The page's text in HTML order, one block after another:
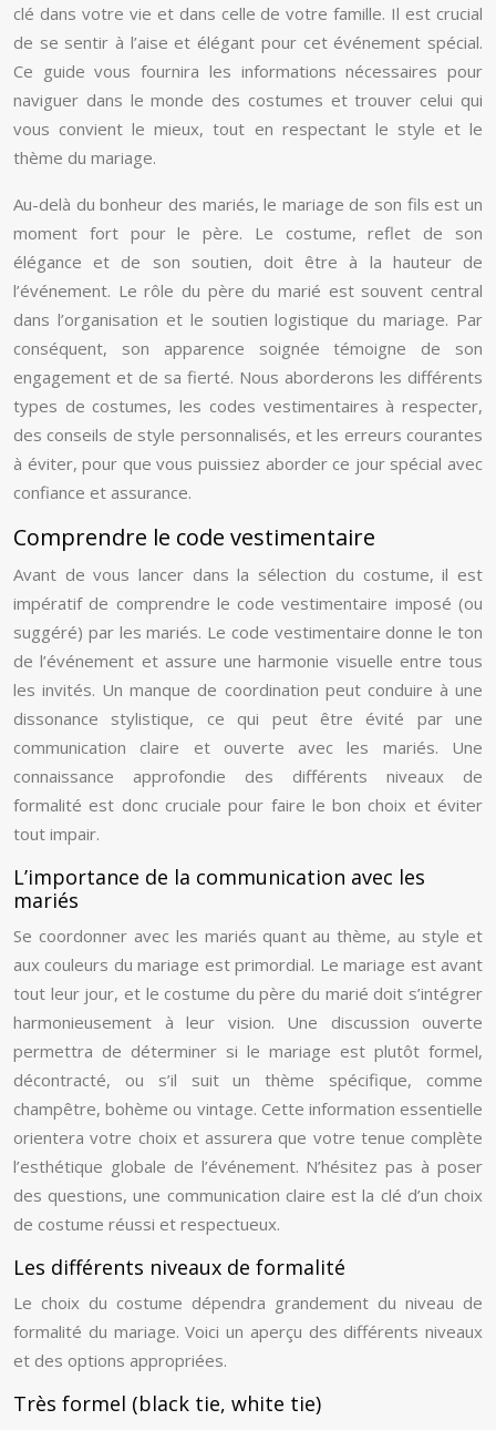
clé dans votre vie et dans celle de votre famille. Il est crucial
de se sentir à l’aise et élégant pour cet événement spécial.
Ce guide vous fournira les informations nécessaires pour
naviguer dans le monde des costumes et trouver celui qui
vous convient le mieux, tout en respectant le style et le
thème du mariage.
Au-delà du bonheur des mariés, le mariage de son fils est un
moment fort pour le père. Le costume, reflet de son
élégance et de son soutien, doit être à la hauteur de
l’événement. Le rôle du père du marié est souvent central
dans l’organisation et le soutien logistique du mariage. Par
conséquent, son apparence soignée témoigne de son
engagement et de sa fierté. Nous aborderons les différents
types de costumes, les codes vestimentaires à respecter,
des conseils de style personnalisés, et les erreurs courantes
à éviter, pour que vous puissiez aborder ce jour spécial avec
confiance et assurance.
Comprendre le code vestimentaire
Avant de vous lancer dans la sélection du costume, il est
impératif de comprendre le code vestimentaire imposé (ou
suggéré) par les mariés. Le code vestimentaire donne le ton
de l’événement et assure une harmonie visuelle entre tous
les invités. Un manque de coordination peut conduire à une
dissonance stylistique, ce qui peut être évité par une
communication claire et ouverte avec les mariés. Une
connaissance approfondie des différents niveaux de
formalité est donc cruciale pour faire le bon choix et éviter
tout impair.
L’importance de la communication avec les
mariés
Se coordonner avec les mariés quant au thème, au style et
aux couleurs du mariage est primordial. Le mariage est avant
tout leur jour, et le costume du père du marié doit s’intégrer
harmonieusement à leur vision. Une discussion ouverte
permettra de déterminer si le mariage est plutôt formel,
décontracté, ou s’il suit un thème spécifique, comme
champêtre, bohème ou vintage. Cette information essentielle
orientera votre choix et assurera que votre tenue complète
l’esthétique globale de l’événement. N’hésitez pas à poser
des questions, une communication claire est la clé d’un choix
de costume réussi et respectueux.
Les différents niveaux de formalité
Le choix du costume dépendra grandement du niveau de
formalité du mariage. Voici un aperçu des différents niveaux
et des options appropriées.
Très formel (black tie, white tie)